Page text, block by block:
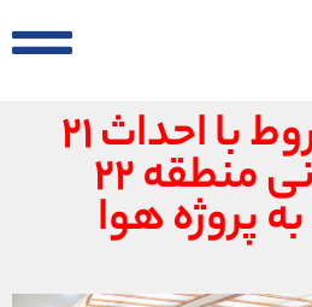
موافقت مشروط با احداث ۲۱
طبقه مسکونی منطقه ۲۲
پروژه هوا